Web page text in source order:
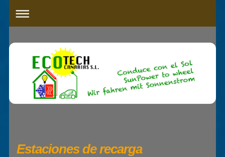
Estaciones de recarga